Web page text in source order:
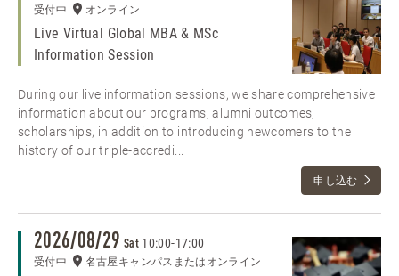
受付中 オンライン
Live Virtual Global MBA & MSc
Information Session
During our live information sessions, we share comprehensive
information about our programs, alumni outcomes,
scholarships, in addition to introducing newcomers to the
history of our triple-accredi...
申し込む
2026/08/29 Sat 10:00-17:00
受付中 名古屋キャンパスまたはオンライン